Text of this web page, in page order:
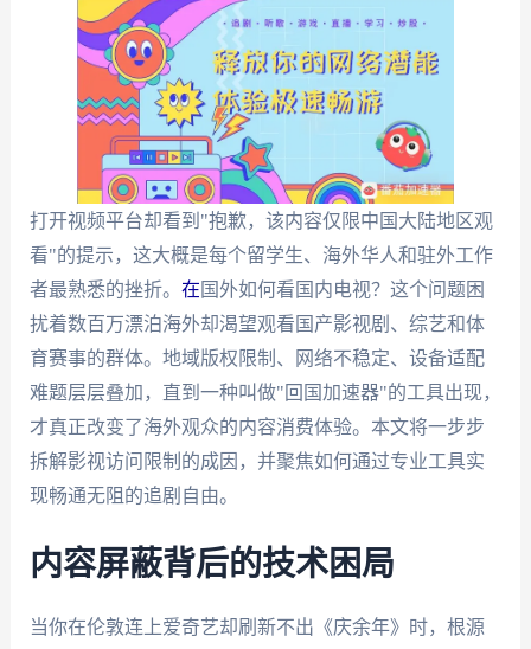
打开视频平台却看到"抱歉，该内容仅限中国大陆地区观
看"的提示，这大概是每个留学生、海外华人和驻外工作
者最熟悉的挫折。 在 国外如何看国内电视？这个问题困
扰着数百万漂泊海外却渴望观看国产影视剧、综艺和体
育赛事的群体。地域版权限制、网络不稳定、设备适配
难题层层叠加，直到一种叫做"回国加速器"的工具出现，
才真正改变了海外观众的内容消费体验。本文将一步步
拆解影视访问限制的成因，并聚焦如何通过专业工具实
现畅通无阻的追剧自由。
内容屏蔽背后的技术困局
当你在伦敦连上爱奇艺却刷新不出《庆余年》时，根源